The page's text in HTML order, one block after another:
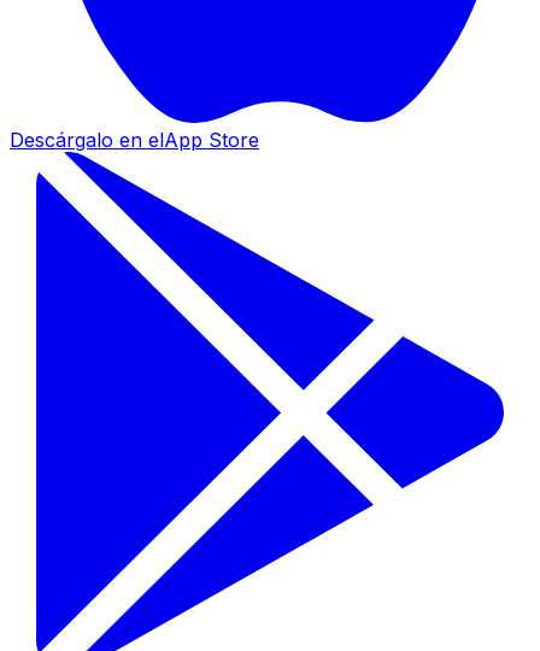
Descárgalo en elApp Store